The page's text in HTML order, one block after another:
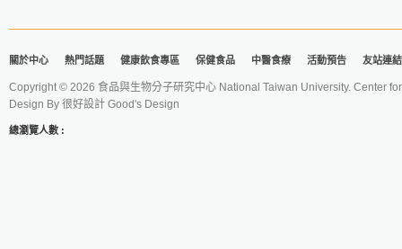
關於中心 熱門話題 健康飲食專區 保健食品 中醫食療 活動預告 友站連結
Copyright © 2026 食品與生物分子研究中心 National Taiwan University. Center
Design By 很好設計 Good's Design
總瀏覽人數 :